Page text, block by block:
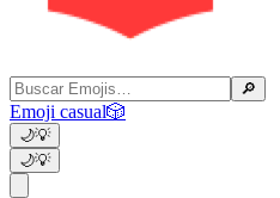
🔎
Emoji casual🎲
🌙💡
🌙💡